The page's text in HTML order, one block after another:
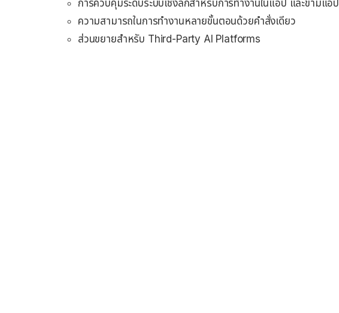
การควบคุมระดับระบบเชิงลึกสำหรับการทำงานในแอป และข้ามแอป
ความสามารถในการทำงานหลายขั้นตอนด้วยคำสั่งเดียว
ส่วนขยายสำหรับ Third-Party AI Platforms